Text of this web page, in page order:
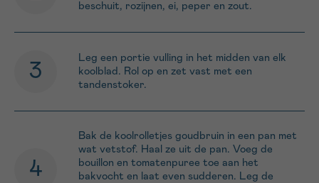
beschuit, rozijnen, ei, peper en zout.
Leg een portie vulling in het midden van elk
koolblad. Rol op en zet vast met een
tandenstoker.
Bak de koolrolletjes goudbruin in een pan met
wat vetstof. Haal ze uit de pan. Voeg de
bouillon en tomatenpuree toe aan het
bakvocht en laat even sudderen. Leg de